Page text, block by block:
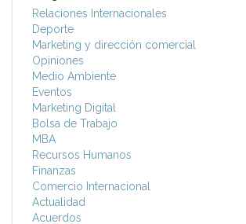
Relaciones Internacionales
Deporte
Marketing y dirección comercial
Opiniones
Medio Ambiente
Eventos
Marketing Digital
Bolsa de Trabajo
MBA
Recursos Humanos
Finanzas
Comercio Internacional
Actualidad
Acuerdos